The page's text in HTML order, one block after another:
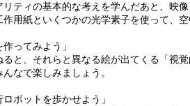
ティの基本的な考えを学んだあと、映
用紙といくつかの光学素子を使って、
作ってみよう」
ると、それらと異なる絵が出てくる「視
なで楽しみましょう。
ロボットを歩かせよう」